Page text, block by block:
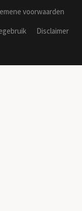
voorwaarden
Disclaimer